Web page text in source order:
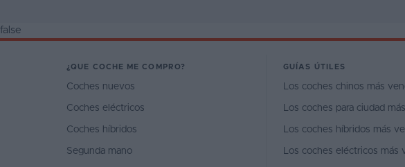
false
¿QUE COCHE ME COMPRO?
Coches nuevos
Coches eléctricos
Coches híbridos
Segunda mano
GUÍAS ÚTILES
Los coches chinos más
Los coches para ciudad
Los coches híbridos más
Los coches eléctricos más